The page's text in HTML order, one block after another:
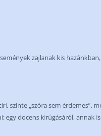
zajlanak kis
szinte „szóra sem érdemes”,
egy docens kirúgásáról, annak